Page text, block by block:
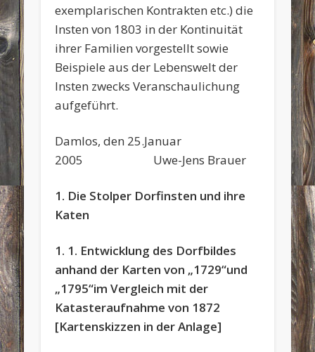
exemplarischen Kontrakten etc.) die
Insten von 1803 in der Kontinuität
ihrer Familien vorgestellt sowie
Beispiele aus der Lebenswelt der
Insten zwecks Veranschaulichung
aufgeführt.
Damlos, den 25.Januar
2005 Uwe-Jens Brauer
1. Die Stolper Dorfinsten und ihre
Katen
1. 1. Entwicklung des Dorfbildes
anhand der Karten von „1729“und
„1795“im Vergleich mit der
Katasteraufnahme von 1872
[Kartenskizzen in der Anlage]